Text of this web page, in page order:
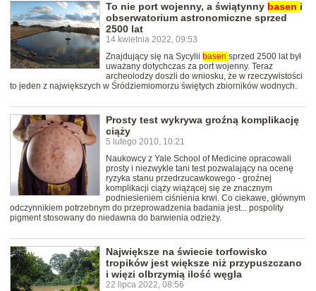
To nie port wojenny, a świątynny basen i
obserwatorium astronomiczne sprzed
2500 lat
14 kwietnia 2022, 09:53
Znajdujący się na Sycylii basen sprzed 2500 lat był
uważany dotychczas za port wojenny. Teraz
archeolodzy doszli do wniosku, że w rzeczywistości
to jeden z największych w Śródziemiomorzu świętych zbiorników wodnych.
Prosty test wykrywa groźną komplikację
ciąży
5 lutego 2010, 10:21
Naukowcy z Yale School of Medicine opracowali
prosty i niezwykle tani test pozwalający na ocenę
ryzyka stanu przedrzucawkowego - groźnej
komplikacji ciąży wiążącej się ze znacznym
podniesieniem ciśnienia krwi. Co ciekawe, głównym
odczynnikiem potrzebnym do przeprowadzenia badania jest... pospolity
pigment stosowany do niedawna do barwienia odzieży.
Największe na świecie torfowisko
tropików jest większe niż przypuszczano
i więzi olbrzymią ilość węgla
22 lipca 2022, 08:56